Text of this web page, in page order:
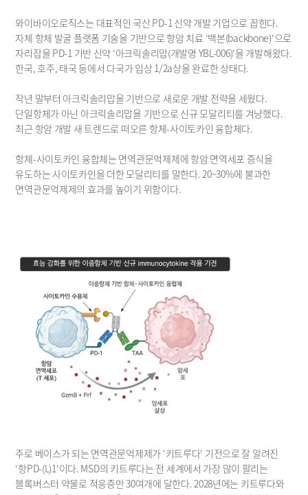
와이바이오로직스는 대표적인 국산 PD-1 신약 개발 기업으로 꼽힌다.
자체 항체 발굴 플랫폼 기술을 기반으로 항암 치료 '백본(backbone)'으로
자리잡을 PD-1 기반 신약 '아크릭솔리맙(개발명 YBL-006)'을 개발해왔다.
한국, 호주, 태국 등에서 다국가 임상 1/2a상을 완료한 상태다.
작년 말부터 아크릭솔리맙을 기반으로 새로운 개발 전략을 세웠다.
단일항체가 아닌 아크릭솔리맙을 기반으로 신규 모달리티를 겨냥했다.
최근 항암 개발 새 트렌드로 떠오른 항체-사이토카인 융합체다.
항체-사이토카인 융합체는 면역관문억제제에 항암 면역세포 증식을
유도하는 사이토카인을 더한 모달리티를 말한다. 20~30%에 불과한
면역관문억제제의 효과를 높이기 위함이다.
주로 베이스가 되는 면역관문억제제가 '키트루다' 기전으로 잘 알려진
'항PD-(L)1'이다. MSD의 키트루다는 전 세계에서 가장 많이 팔리는
블록버스터 약물로 적응증만 30여개에 달한다. 2028년에는 키트루다와